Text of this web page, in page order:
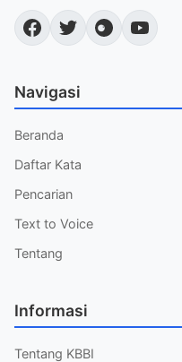
Navigasi
Beranda
Daftar Kata
Pencarian
Text to Voice
Tentang
Informasi
Tentang KBBI